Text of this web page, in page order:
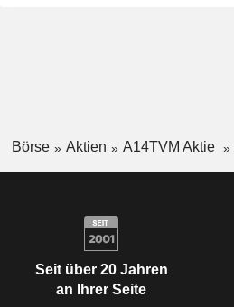
Börse Aktien A14TVM Aktie
Seit über 20 Jahren
an Ihrer Seite